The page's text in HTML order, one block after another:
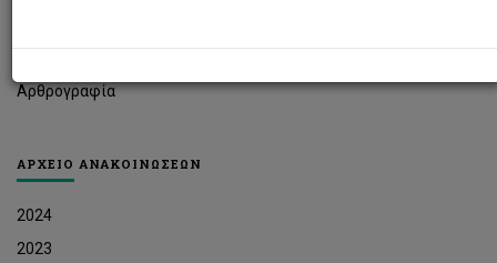
Αρθρογραφία
ΑΡΧΕΙΟ ΑΝΑΚΟΙΝΩΣΕΩΝ
2024
2023